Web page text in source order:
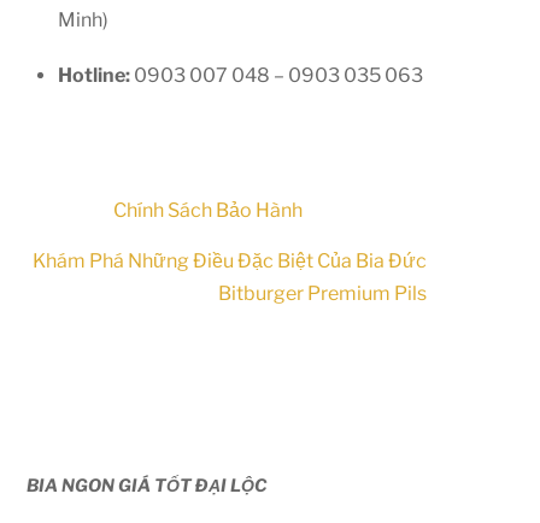
Minh)
Hotline: 0903 007 048 – 0903 035 063
Chính Sách Bảo Hành
Khám Phá Những Điều Đặc Biệt Của Bia Đức
Bitburger Premium Pils
BIA NGON GIÁ TỐT ĐẠI LỘC